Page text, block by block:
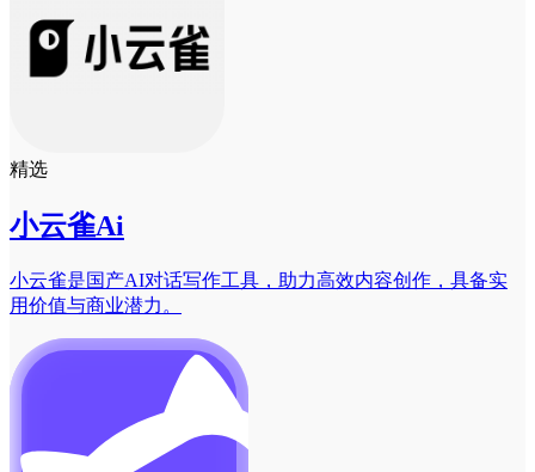
精选
小云雀Ai
小云雀是国产AI对话写作工具，助力高效内容创作，具备实
用价值与商业潜力。